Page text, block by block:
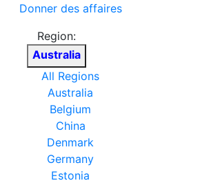
Donner des affaires
Region:
Australia
All Regions
Australia
Belgium
China
Denmark
Germany
Estonia